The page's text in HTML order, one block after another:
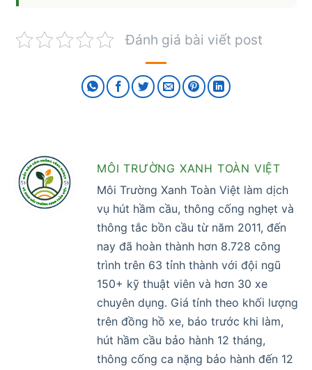
Đánh giá bài viết post
MÔI TRƯỜNG XANH TOÀN VIỆT
Môi Trường Xanh Toàn Việt làm dịch
vụ hút hầm cầu, thông cống nghẹt và
thông tắc bồn cầu từ năm 2011, đến
nay đã hoàn thành hơn 8.728 công
trình trên 63 tỉnh thành với đội ngũ
150+ kỹ thuật viên và hơn 30 xe
chuyên dụng. Giá tính theo khối lượng
trên đồng hồ xe, báo trước khi làm,
hút hầm cầu bảo hành 12 tháng,
thông cống ca nặng bảo hành đến 12